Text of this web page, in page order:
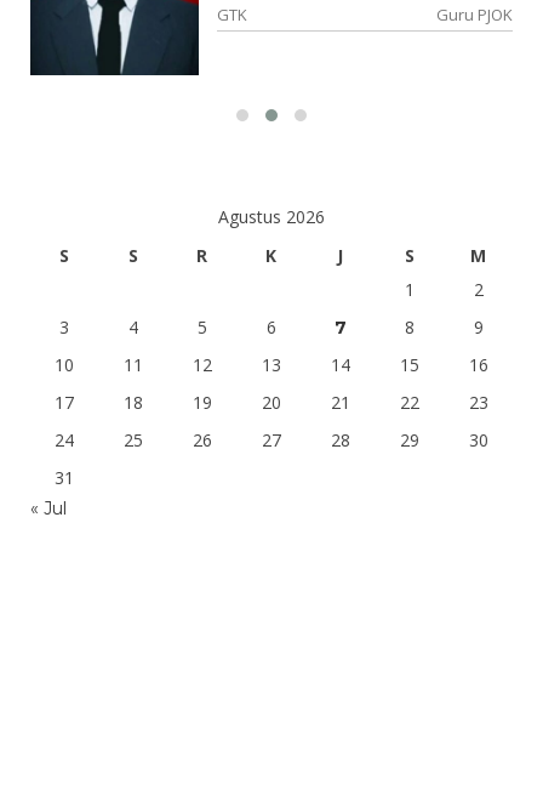
GTK
Guru PJOK
Agustus 2026
S
S R K J S
M
1
2
3
4 5 6 7 8
9
10
11 12 13 14 15
16
17
18 19 20 21 22
23
24
25 26 27 28 29
30
31
« Jul